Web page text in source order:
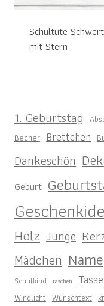
Schultüte Schwert
mit Stern
1. Geburtstag
Becher Brettchen
Dankeschön
Geburt
Holz Junge
Mädchen Name
Schulkind taschen Tasse
Windlicht Wunschtext